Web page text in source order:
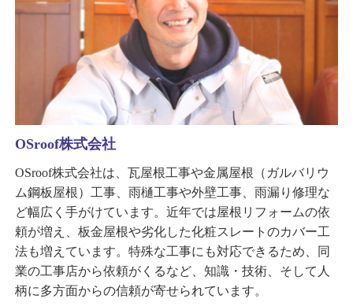
OSroof株式会社
OSroof株式会社は、瓦屋根工事や金属屋根（ガルバリウ
ム鋼板屋根）工事、雨樋工事や外壁工事、雨漏り修理な
ど幅広く手がけています。近年では屋根リフォームの依
頼が増え、板金屋根や劣化した化粧スレートのカバー工
法も増えています。特殊な工事にも対応できるため、同
業の工事店から依頼がくるなど、知識・技術、そして人
柄に多方面からの信頼が寄せられています。